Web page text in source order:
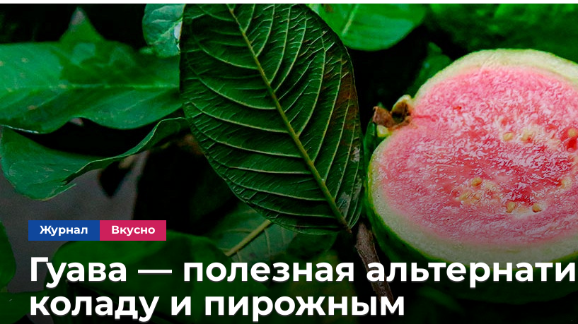
Журнал Вкусно
Гуава — полезная
ко­ла­ду и пирожным